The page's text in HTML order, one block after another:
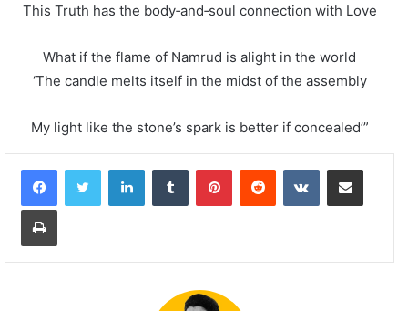
This Truth has the body‐and‐soul connection with Love
What if the flame of Namrud is alight in the world
‘The candle melts itself in the midst of the assembly
My light like the stone’s spark is better if concealed’”
LinkedInTumblr PinterestReddit VKontakteShare via Email
Print